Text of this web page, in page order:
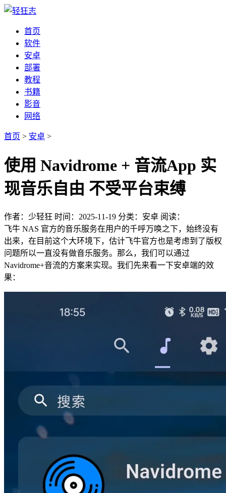
首页
软件
安卓
部署
教程
书籍
影音
网络
首页 > 安卓 >
使用 Navidrome + 音流App 实
现音乐自由 不受平台束缚
作者：少轻狂 时间：2025-11-19 分类：安卓 阅读：
飞牛 NAS 官方的音乐服务在用户的千呼万唤之下，始终没有
出来，在目前这个大环境下，估计飞牛官方也是考虑到了版权
问题所以一直没有做音乐服务。那么，我们可以通过
Navidrome+音流的方案来实现。我们先来看一下安卓端的效
果：